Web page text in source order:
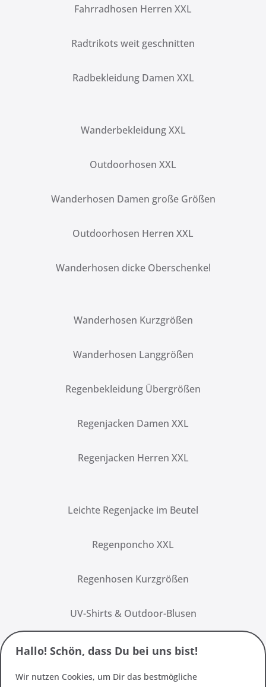
Fahrradhosen Herren XXL
Radtrikots weit geschnitten
Radbekleidung Damen XXL
Wanderbekleidung XXL
Outdoorhosen XXL
Wanderhosen Damen große Größen
Outdoorhosen Herren XXL
Wanderhosen dicke Oberschenkel
Wanderhosen Kurzgrößen
Wanderhosen Langgrößen
Regenbekleidung Übergrößen
Regenjacken Damen XXL
Regenjacken Herren XXL
Leichte Regenjacke im Beutel
Regenponcho XXL
Regenhosen Kurzgrößen
UV-Shirts & Outdoor-Blusen
Hallo! Schön, dass Du bei uns bist!
Wir nutzen Cookies, um Dir das bestmögliche